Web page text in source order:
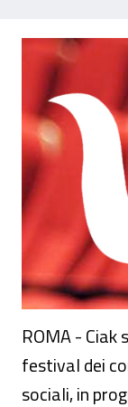
Al
ROMA - Ciak
festival dei
sociali, in